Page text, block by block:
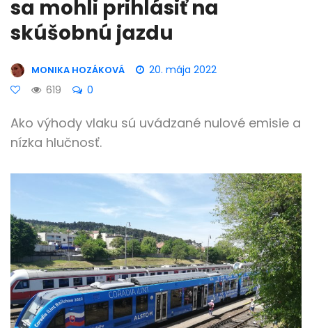
sa mohli prihlásiť na
skúšobnú jazdu
MONIKA HOZÁKOVÁ
20. mája 2022
619
0
Ako výhody vlaku sú uvádzané nulové emisie a
nízka hlučnosť.